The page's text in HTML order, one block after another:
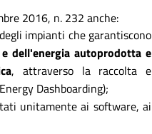
2016, n. 232 anche:
impianti che garantiscono
dell'energia autoprodotta e
, attraverso la raccolta e
Dashboarding);
unitamente ai software, ai